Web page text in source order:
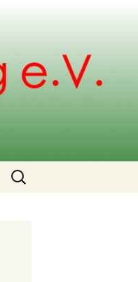
Suchen
nach: